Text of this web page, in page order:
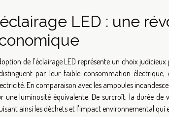
LED : une
de l'éclairage LED représente un choix
par leur faible consommation
En comparaison avec les ampoules
une luminosité équivalente. De surcroît, la durée de
ainsi les déchets et l'impact environnemental qui